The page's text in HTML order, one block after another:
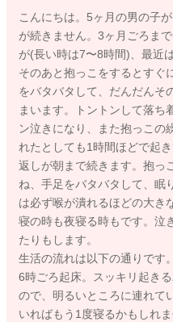
こんにちは。5ヶ月の男の子
が続きません。3ヶ月ごろま
が(長い時は7〜8時間)、最近
そのあと抱っこをするとすぐ
をバタバタして、だんだんそ
まいます。トントンして落ち
ン泣きになり、また抱っこの
れたとしても1時間ほどで起
返しが朝まで続きます。抱っ
ね、手足をバタバタして、眠
は必ず喉が潰れるほどの大き
寝の時も夜寝る時もです。泣
たりもします。
生活の流れは以下の通りです。
6時ごろ起床。スッキリ起き
ので、明るいところに連れて
いればもう1度寝るかもしれ